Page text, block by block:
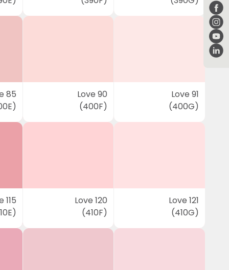
85
Love 90
(400F)
Love 91
(400G)
115
Love 120
(410F)
Love 121
(410G)